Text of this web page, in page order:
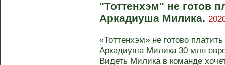
"Тоттенхэм" не готов
Аркадиуша Милика.
«Тоттенхэм» не готово
Аркадиуша Милика 30 млн
Видеть Милика в команде